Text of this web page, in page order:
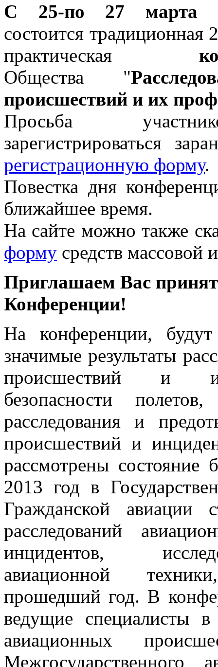
С 25-по 27 марта
состоится традиционная
практическая
Общества "
происшествий и их
Просьба
зарегистрироваться
регистрационную форму.
Повестка дня
ближайшее время.
На сайте можно также
форму средств массовой
Приглашаем Вас
Конференции!
На конференции, будут
значимые результаты
происшествий и
безопасности
расследования и
происшествий и
рассмотрены состояние
2013 год в
Гражданской авиации
расследований
инцидентов,
авиационной
прошедший год. В
ведущие специалисты в
авиационных
Межгосударственного